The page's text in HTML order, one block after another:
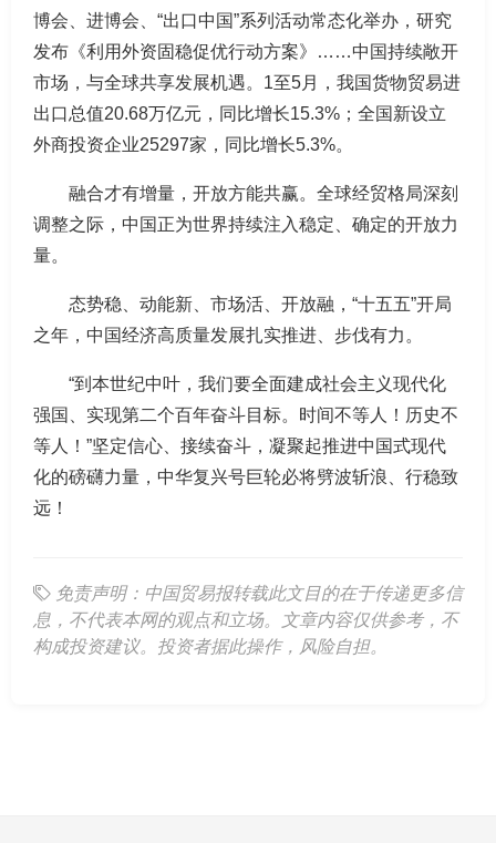
博会、进博会、“出口中国”系列活动常态化举办，研究
发布《利用外资固稳促优行动方案》……中国持续敞开
市场，与全球共享发展机遇。1至5月，我国货物贸易进
出口总值20.68万亿元，同比增长15.3%；全国新设立
外商投资企业25297家，同比增长5.3%。
融合才有增量，开放方能共赢。全球经贸格局深刻
调整之际，中国正为世界持续注入稳定、确定的开放力
量。
态势稳、动能新、市场活、开放融，“十五五”开局
之年，中国经济高质量发展扎实推进、步伐有力。
“到本世纪中叶，我们要全面建成社会主义现代化
强国、实现第二个百年奋斗目标。时间不等人！历史不
等人！”坚定信心、接续奋斗，凝聚起推进中国式现代
化的磅礴力量，中华复兴号巨轮必将劈波斩浪、行稳致
远！
免责声明：中国贸易报转载此文目的在于传递更多信
息，不代表本网的观点和立场。文章内容仅供参考，不
构成投资建议。投资者据此操作，风险自担。